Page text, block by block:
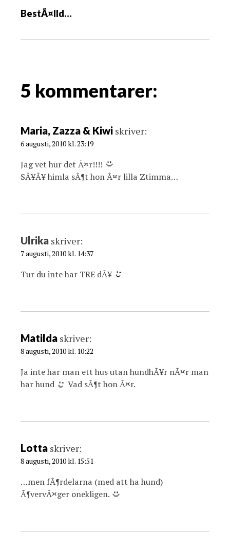
s
a
g
a
i
o
BestÃ¤lld…
5 kommentarer:
Maria, Zazza & Kiwi skriver:
6 augusti, 2010 kl. 23:19
Jag vet hur det Ã¤r!!!!
SÃ¥Ã¥ himla sÃ¶t hon Ã¤r lilla Ztimma…
Ulrika skriver:
7 augusti, 2010 kl. 14:37
Tur du inte har TRE dÃ¥
Matilda skriver:
8 augusti, 2010 kl. 10:22
Ja inte har man ett hus utan hundhÃ¥r nÃ¤r man
har hund
Vad sÃ¶t hon Ã¤r.
Lotta skriver:
8 augusti, 2010 kl. 15:51
…men fÃ¶rdelarna (med att ha hund)
Ã¶vervÃ¤ger onekligen.